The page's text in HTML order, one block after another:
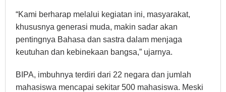
“Kami berharap melalui kegiatan ini, masyarakat,
khususnya generasi muda, makin sadar akan
pentingnya Bahasa dan sastra dalam menjaga
keutuhan dan kebinekaan bangsa,” ujarnya.
BIPA, imbuhnya terdiri dari 22 negara dan jumlah
mahasiswa mencapai sekitar 500 mahasiswa. Meski